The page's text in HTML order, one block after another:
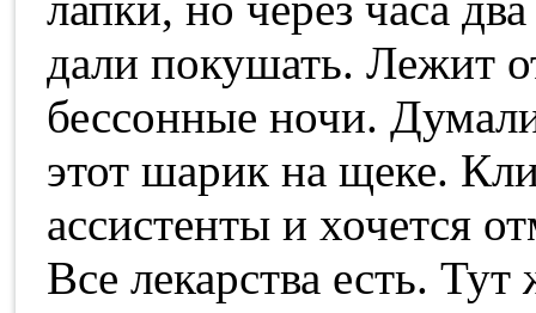
дали покушать. Лежит
бессонные ночи.
этот шарик на щеке.
ассистенты и хочется
Все лекарства есть.